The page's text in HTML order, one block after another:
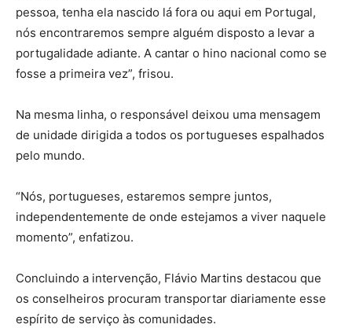
pessoa, tenha ela nascido lá fora ou aqui em Portugal,
nós encontraremos sempre alguém disposto a levar a
portugalidade adiante. A cantar o hino nacional como se
fosse a primeira vez”, frisou.
Na mesma linha, o responsável deixou uma mensagem
de unidade dirigida a todos os portugueses espalhados
pelo mundo.
“Nós, portugueses, estaremos sempre juntos,
independentemente de onde estejamos a viver naquele
momento”, enfatizou.
Concluindo a intervenção, Flávio Martins destacou que
os conselheiros procuram transportar diariamente esse
espírito de serviço às comunidades.